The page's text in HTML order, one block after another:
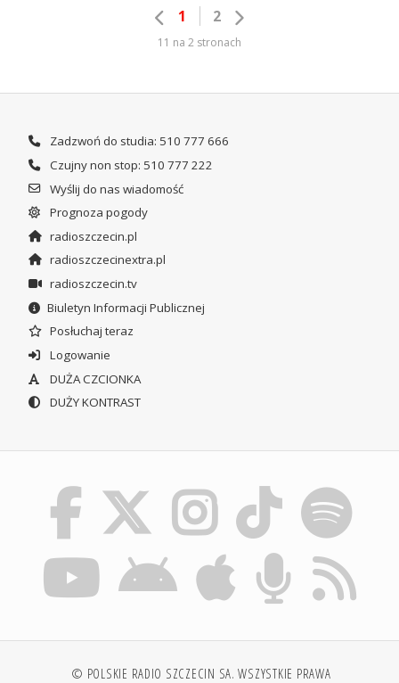
1 2
11 na 2 stronach
Zadzwoń do studia: 510 777 666
Czujny non stop: 510 777 222
Wyślij do nas wiadomość
Prognoza pogody
radioszczecin.pl
radioszczecinextra.pl
radioszczecin.tv
Biuletyn Informacji Publicznej
Posłuchaj teraz
Logowanie
DUŻA CZCIONKA
DUŻY KONTRAST
© POLSKIE RADIO SZCZECIN SA. WSZYSTKIE PRAWA